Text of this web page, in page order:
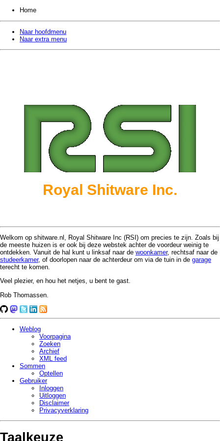
Home
Naar hoofdmenu
Naar extra menu
Royal Shitware Inc.
Welkom op shitware.nl, Royal Shitware Inc (RSI) om precies te zijn. Zoals bij
de meeste huizen is er ook bij deze webstek achter de voordeur weinig te
ontdekken. Vanuit de hal kunt u linksaf naar de woonkamer, rechtsaf naar de
studeerkamer, of doorlopen naar de achterdeur om via de tuin in de garage
terecht te komen.
Veel plezier, en hou het netjes, u bent te gast.
Rob Thomassen.
Weblog
Voorpagina
Zoeken
Archief
XML feed
Sommen
Optellen
Gebruiker
Inloggen
Uitloggen
Disclaimer
Privacy­verklaring
Taalkeuze